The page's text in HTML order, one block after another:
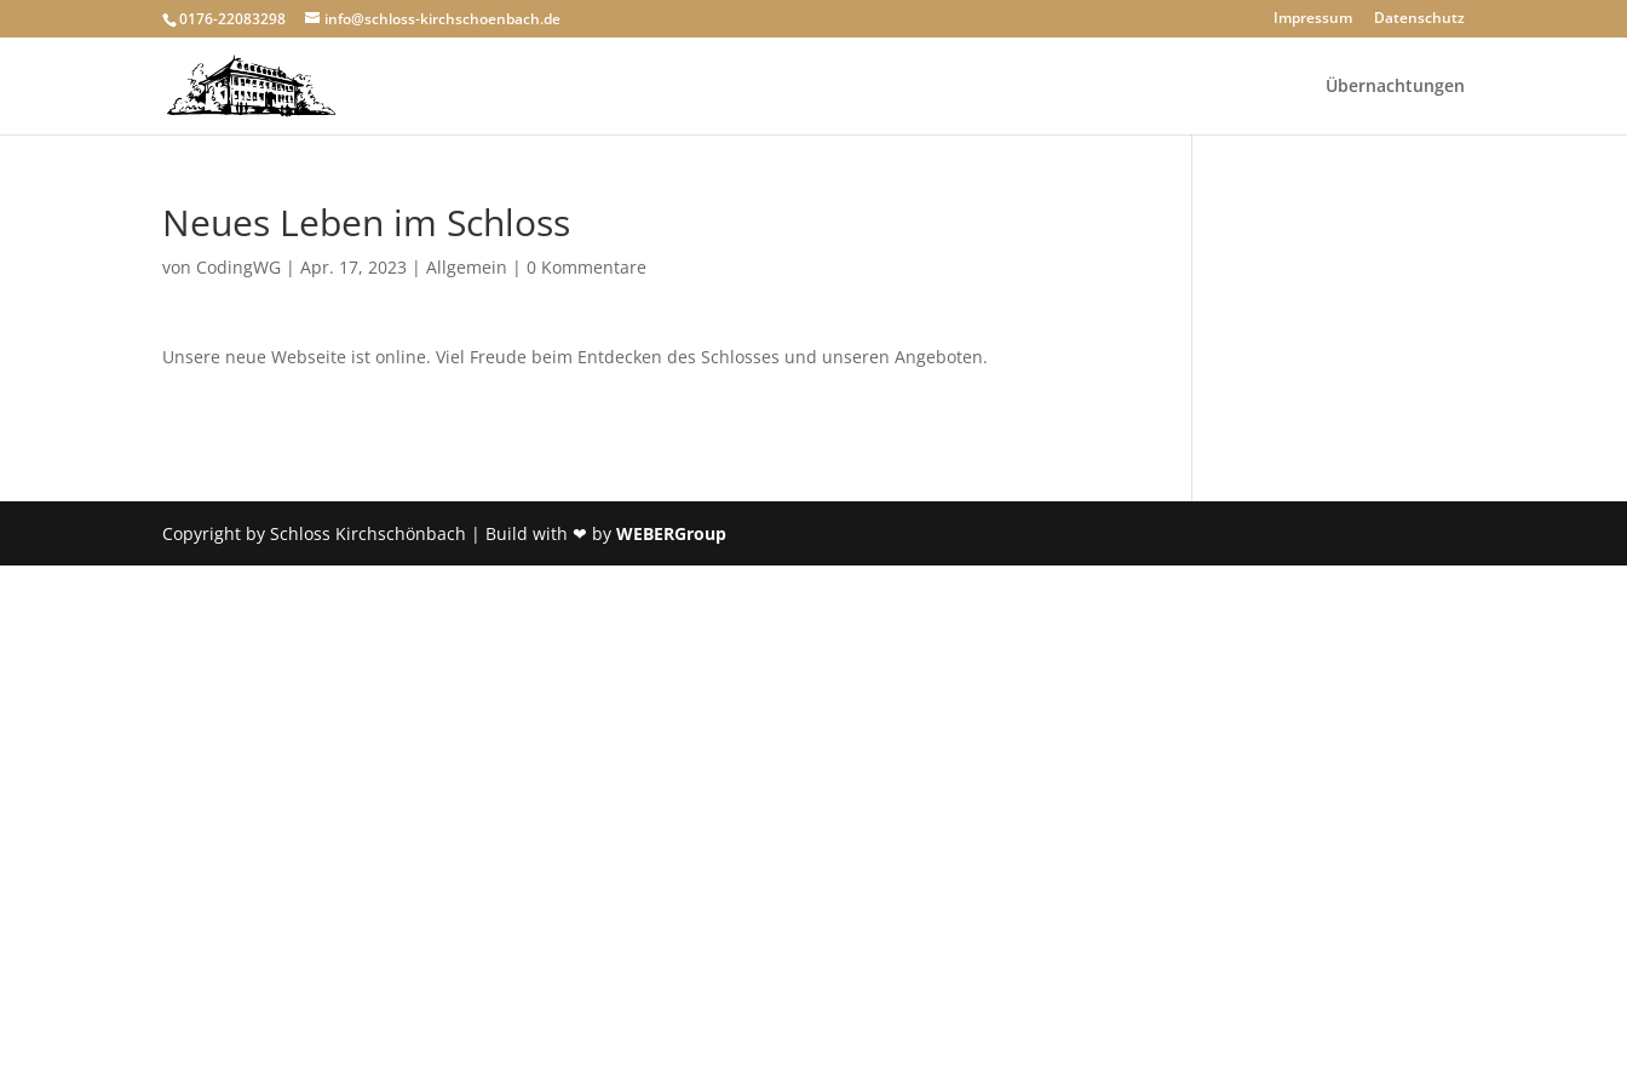
0176-22083298 info@schloss-kirchschoenbach.de Impressum Datenschutz
Übernachtungen
Neues Leben im Schloss
von CodingWG |Apr. 17, 2023 |Allgemein |0 Kommentare
Unsere neue Webseite ist online. Viel Freude beim Entdecken des Schlosses und unseren Angeboten.
Copyright by Schloss Kirchschönbach | Build with ❤ byWEBERGroup